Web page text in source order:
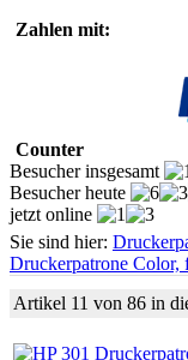
Zahlen mit:
Counter
Besucher insgesamt
Besucher heute
jetzt online
Sie sind hier:
Druckerpatrone Color,
Artikel 11 von 86 in